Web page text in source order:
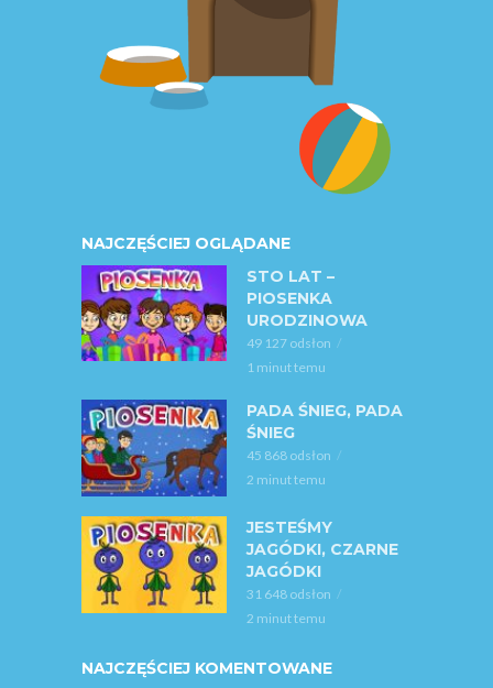
NAJCZĘŚCIEJ OGLĄDANE
STO LAT –
PIOSENKA
URODZINOWA
49 127 odsłon
1 minut temu
PADA ŚNIEG, PADA
ŚNIEG
45 868 odsłon
2 minut temu
JESTEŚMY
JAGÓDKI, CZARNE
JAGÓDKI
31 648 odsłon
2 minut temu
NAJCZĘŚCIEJ KOMENTOWANE